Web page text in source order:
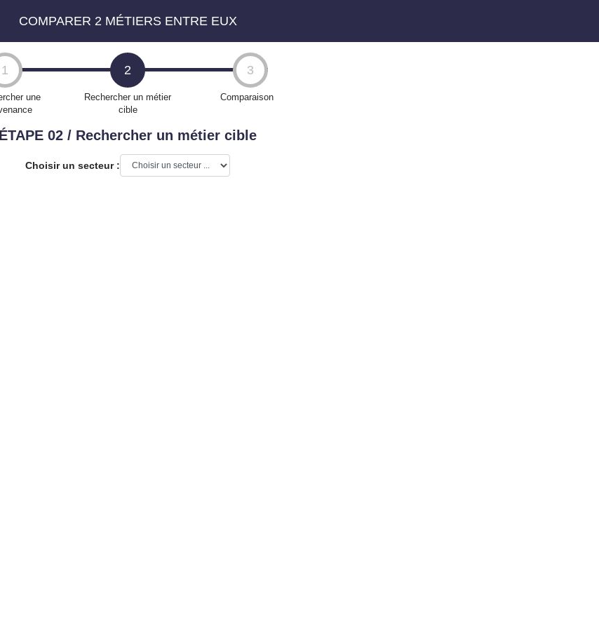
COMPARER 2 MÉTIERS ENTRE EUX
1 2 3
une
Rechercher un métier
cible
Comparaison
ÉTAPE 02 / Rechercher un métier cible
Choisir un secteur :